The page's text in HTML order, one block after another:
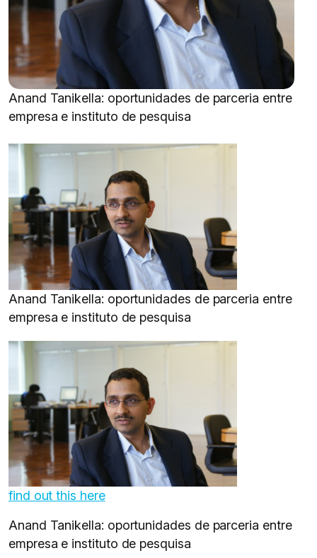
Anand Tanikella: oportunidades de parceria entre
empresa e instituto de pesquisa
Anand Tanikella: oportunidades de parceria entre
empresa e instituto de pesquisa
find out this here
Anand Tanikella: oportunidades de parceria entre
empresa e instituto de pesquisa